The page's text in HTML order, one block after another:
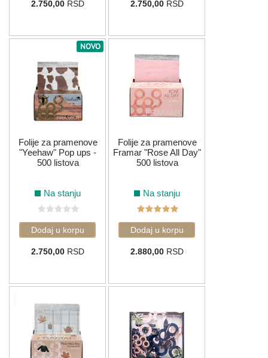
2.750,00RSD 2.750,00RSD
NOVO
Folije za pramenove
"Yeehaw" Pop ups -
500 listova
Na stanju
2.750,00RSD
Folije za pramenove
Framar "Rose All Day"
500 listova
Na stanju
2.880,00RSD